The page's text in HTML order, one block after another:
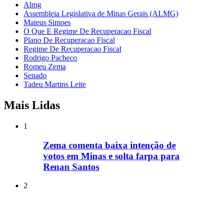
Almg
Assembleia Legislativa de Minas Gerais (ALMG)
Mateus Simoes
O Que E Regime De Recuperacao Fiscal
Plano De Recuperacao Fiscal
Regime De Recuperacao Fiscal
Rodrigo Pacheco
Romeu Zema
Senado
Tadeu Martins Leite
Mais Lidas
1
Zema comenta baixa intenção de
votos em Minas e solta farpa para
Renan Santos
2